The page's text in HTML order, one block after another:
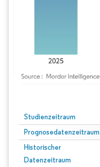
Studienzeitraum
Prognosedatenzeitraum
Historischer
Datenzeitraum